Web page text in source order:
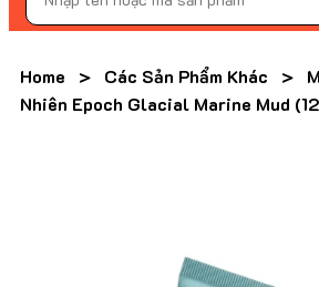
Home > Các Sản Phẩm Khác >
Nhiên Epoch Glacial Marine Mud